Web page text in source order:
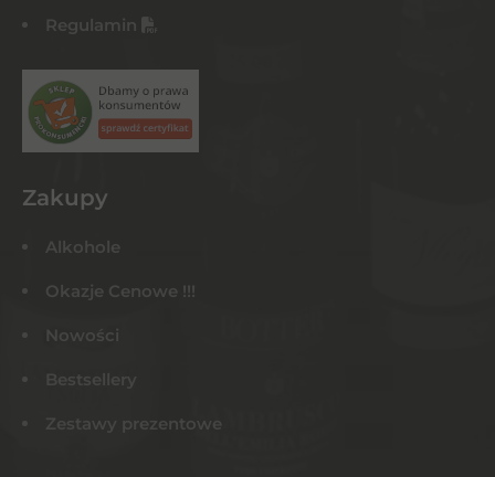
Regulamin
Zakupy
Alkohole
Okazje Cenowe !!!
Nowości
Bestsellery
Zestawy prezentowe